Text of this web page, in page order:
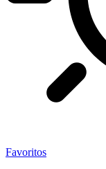
Favoritos